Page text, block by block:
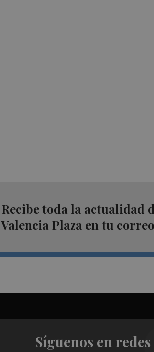
Recibe toda la actualidad
Valencia Plaza en tu correo
Síguenos en redes